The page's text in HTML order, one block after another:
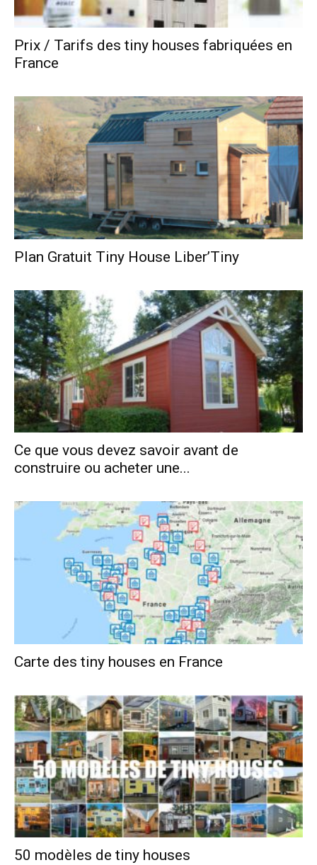
Prix / Tarifs des tiny houses fabriquées en
France
Plan Gratuit Tiny House Liber’Tiny
Ce que vous devez savoir avant de
construire ou acheter une...
Carte des tiny houses en France
50 modèles de tiny houses